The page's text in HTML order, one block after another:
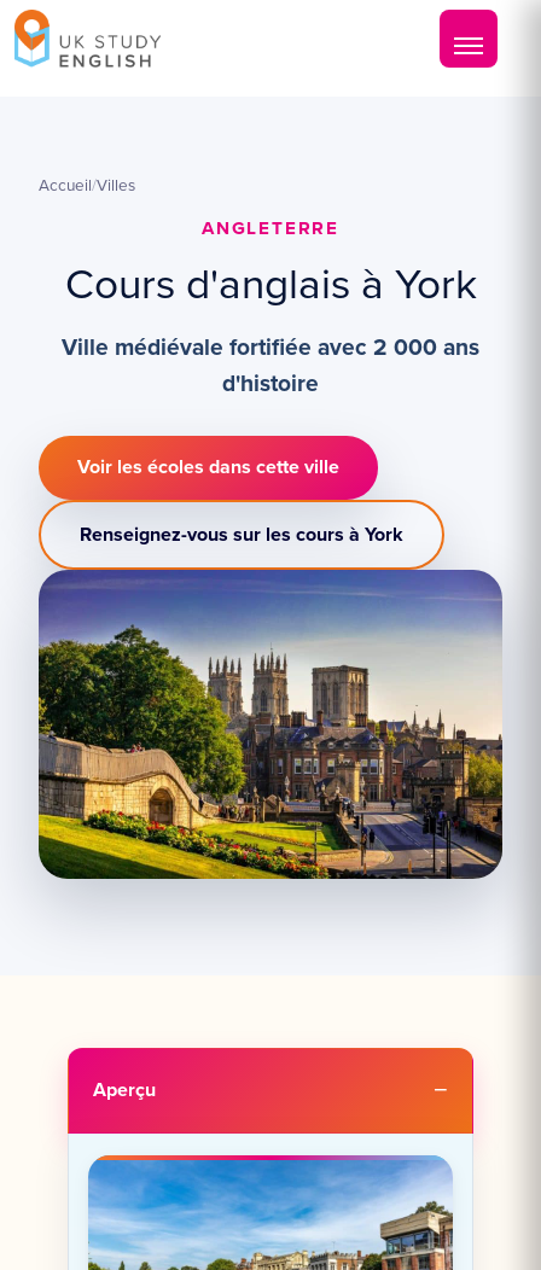
Accueil/Villes
ANGLETERRE
Cours d'anglais à York
Ville médiévale fortifiée avec 2 000 ans
d'histoire
Voir les écoles dans cette ville
Renseignez-vous sur les cours à York
Aperçu